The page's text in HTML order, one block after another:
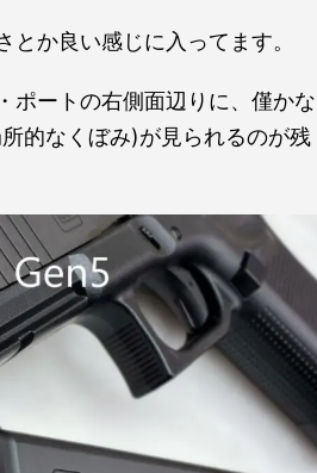
とか良い感じに入ってます。
ポートの右側面辺りに、僅かな
的なくぼみ)が見られるのが残